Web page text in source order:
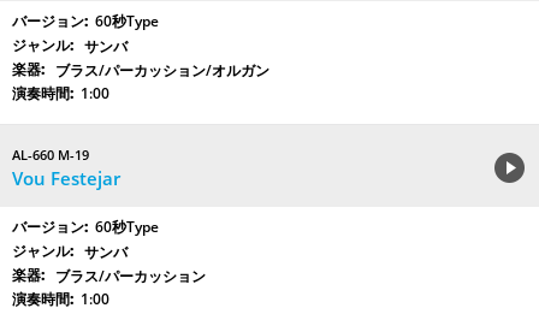
60秒Type
サンバ
ブラス/パーカッション/オルガン
1:00
AL-660 M-19
Vou Festejar
60秒Type
サンバ
ブラス/パーカッション
1:00